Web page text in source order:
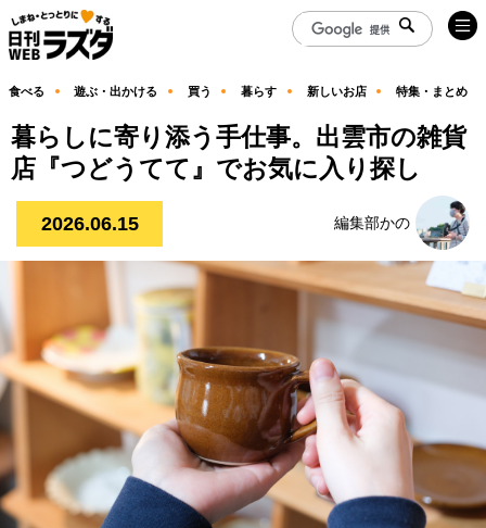
食べる 遊ぶ・出かける 買う 暮らす 新しいお店 特集・まとめ
暮らしに寄り添う手仕事。出雲市の雑貨
店『つどうてて』でお気に入り探し
2026.06.15 編集部かの